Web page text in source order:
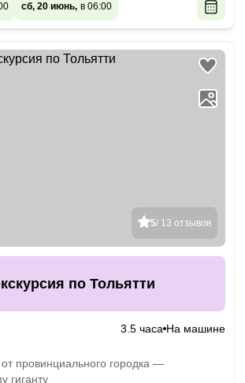
сб, 20 июнь, в 06:00
5/ 13 отзывов
по Тольятти
3.5 часа На машине
провинциального городка —
гиганту